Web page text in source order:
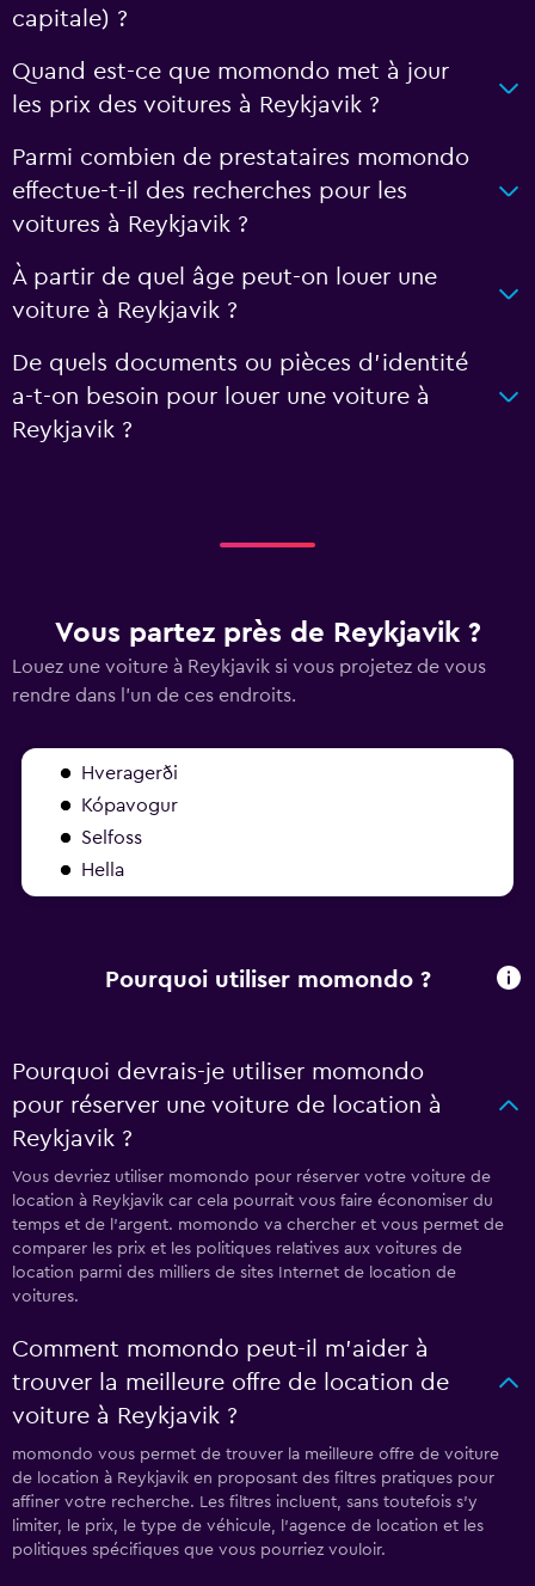
capitale) ?
Quand est-ce que momondo met à jour
les prix des voitures à Reykjavik ?
Parmi combien de prestataires momondo
effectue-t-il des recherches pour les
voitures à Reykjavik ?
À partir de quel âge peut-on louer une
voiture à Reykjavik ?
De quels documents ou pièces d'identité
a-t-on besoin pour louer une voiture à
Reykjavik ?
Vous partez près de Reykjavik ?
Louez une voiture à Reykjavik si vous projetez de vous
rendre dans l'un de ces endroits.
Hveragerði
Kópavogur
Selfoss
Hella
Pourquoi utiliser momondo ?
Pourquoi devrais-je utiliser momondo
pour réserver une voiture de location à
Reykjavik ?
Vous devriez utiliser momondo pour réserver votre voiture de
location à Reykjavik car cela pourrait vous faire économiser du
temps et de l'argent. momondo va chercher et vous permet de
comparer les prix et les politiques relatives aux voitures de
location parmi des milliers de sites Internet de location de
voitures.
Comment momondo peut-il m’aider à
trouver la meilleure offre de location de
voiture à Reykjavik ?
momondo vous permet de trouver la meilleure offre de voiture
de location à Reykjavik en proposant des filtres pratiques pour
affiner votre recherche. Les filtres incluent, sans toutefois s'y
limiter, le prix, le type de véhicule, l'agence de location et les
politiques spécifiques que vous pourriez vouloir.